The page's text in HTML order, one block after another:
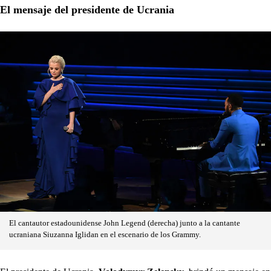
El mensaje del presidente de Ucrania
El cantautor estadounidense John Legend (derecha) junto a la cantante
ucraniana Siuzanna Iglidan en el escenario de los Grammy.